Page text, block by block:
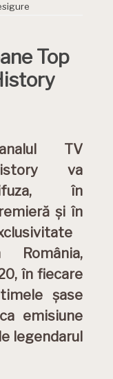
Top
TV
va
în
și în
România,
în fiecare
șase
emisiune
legendarul